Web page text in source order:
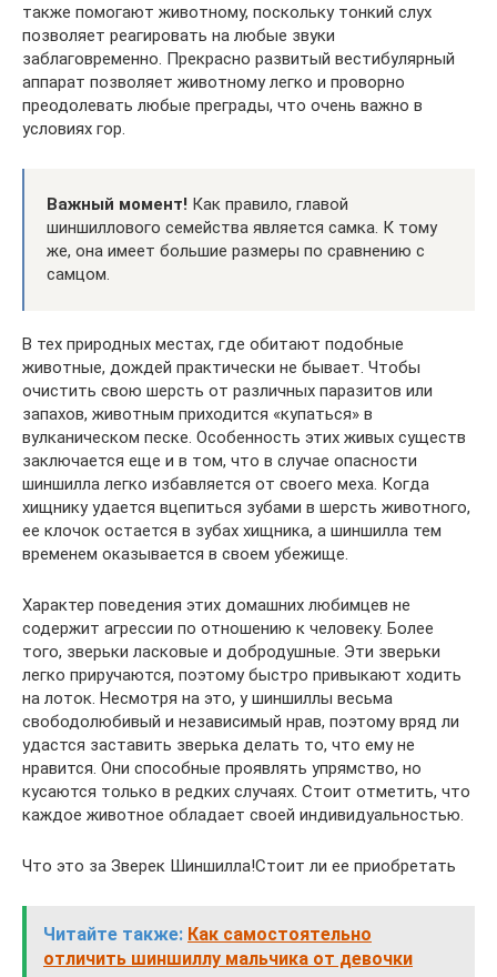
также помогают животному, поскольку тонкий слух
позволяет реагировать на любые звуки
заблаговременно. Прекрасно развитый вестибулярный
аппарат позволяет животному легко и проворно
преодолевать любые преграды, что очень важно в
условиях гор.
Важный момент! Как правило, главой
шиншиллового семейства является самка. К тому
же, она имеет большие размеры по сравнению с
самцом.
В тех природных местах, где обитают подобные
животные, дождей практически не бывает. Чтобы
очистить свою шерсть от различных паразитов или
запахов, животным приходится «купаться» в
вулканическом песке. Особенность этих живых существ
заключается еще и в том, что в случае опасности
шиншилла легко избавляется от своего меха. Когда
хищнику удается вцепиться зубами в шерсть животного,
ее клочок остается в зубах хищника, а шиншилла тем
временем оказывается в своем убежище.
Характер поведения этих домашних любимцев не
содержит агрессии по отношению к человеку. Более
того, зверьки ласковые и добродушные. Эти зверьки
легко приручаются, поэтому быстро привыкают ходить
на лоток. Несмотря на это, у шиншиллы весьма
свободолюбивый и независимый нрав, поэтому вряд ли
удастся заставить зверька делать то, что ему не
нравится. Они способные проявлять упрямство, но
кусаются только в редких случаях. Стоит отметить, что
каждое животное обладает своей индивидуальностью.
Что это за Зверек Шиншилла!Стоит ли ее приобретать
Читайте также: Как самостоятельно
отличить шиншиллу мальчика от девочки